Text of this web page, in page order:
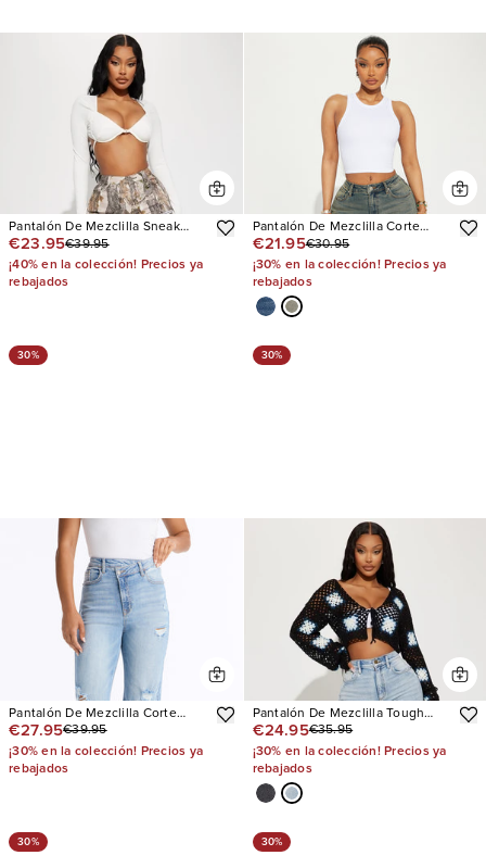
Pantalón De Mezclilla Sneak
Attack Non Stretch Camo Cargo
€23.95€39.95
¡40% en la colección! Precios ya
rebajados
Pantalón De Mezclilla Corte
Recto Left Him Speechless
€21.95€30.95
¡30% en la colección! Precios ya
rebajados
30%
Pantalón De Mezclilla Corte
Recto Tall Iconic Crossover
€27.95€39.95
¡30% en la colección! Precios ya
rebajados
30%
Pantalón De Mezclilla Tough
Love Stretch Straight Leg
€24.95€35.95
¡30% en la colección! Precios ya
rebajados
30% 30%